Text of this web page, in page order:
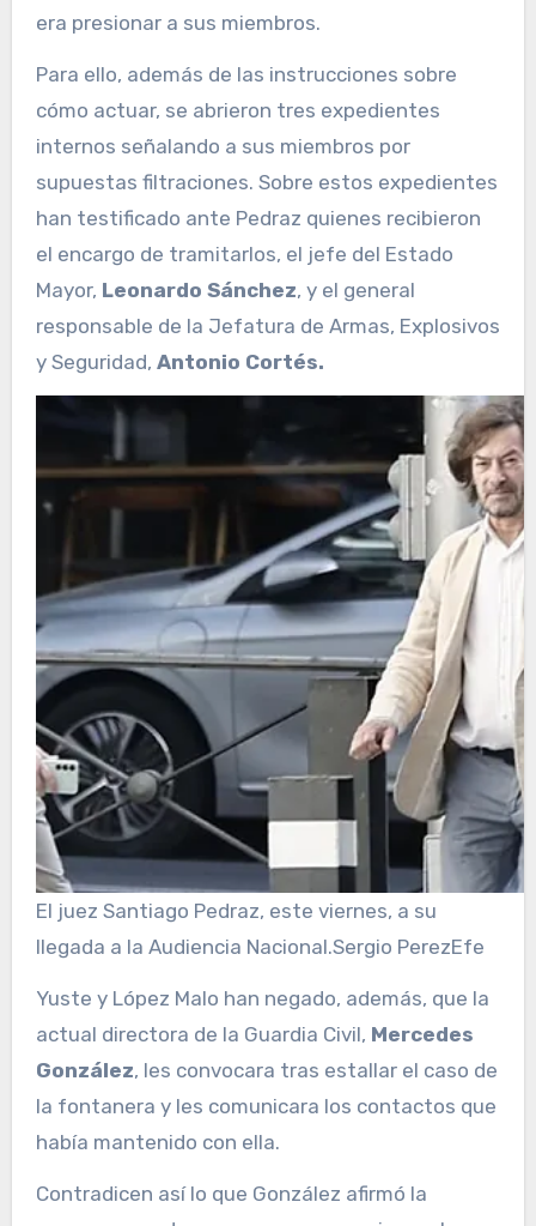
era presionar a sus miembros.
Para ello, además de las instrucciones sobre
cómo actuar, se abrieron tres expedientes
internos señalando a sus miembros por
supuestas filtraciones. Sobre estos expedientes
han testificado ante Pedraz quienes recibieron
el encargo de tramitarlos, el jefe del Estado
Mayor, Leonardo Sánchez, y el general
responsable de la Jefatura de Armas, Explosivos
y Seguridad, Antonio Cortés.
El juez Santiago Pedraz, este viernes, a su
llegada a la Audiencia Nacional.Sergio PerezEfe
Yuste y López Malo han negado, además, que la
actual directora de la Guardia Civil, Mercedes
González, les convocara tras estallar el caso de
la fontanera y les comunicara los contactos que
había mantenido con ella.
Contradicen así lo que González afirmó la